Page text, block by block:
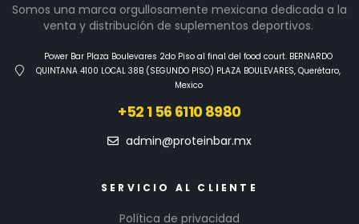
Somos una marca orgullosamente mexicana dedicada a la
venta y distribución de suplementos deportivos.
Power Bar Plaza Boulevares 2do Piso al final del food court. BERNARDO
QUINTANA 4100 LOCAL 38B (SEGUNDO PISO) PLAZA BOULEVARES, Querétaro,
Mexico
+52 1 56 6110 8980
admin@proteinbar.mx
SERVICIO AL CLIENTE
Política de privacidad